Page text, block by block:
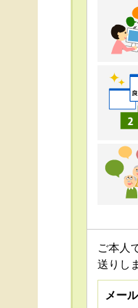
ご本人
送りし
メー